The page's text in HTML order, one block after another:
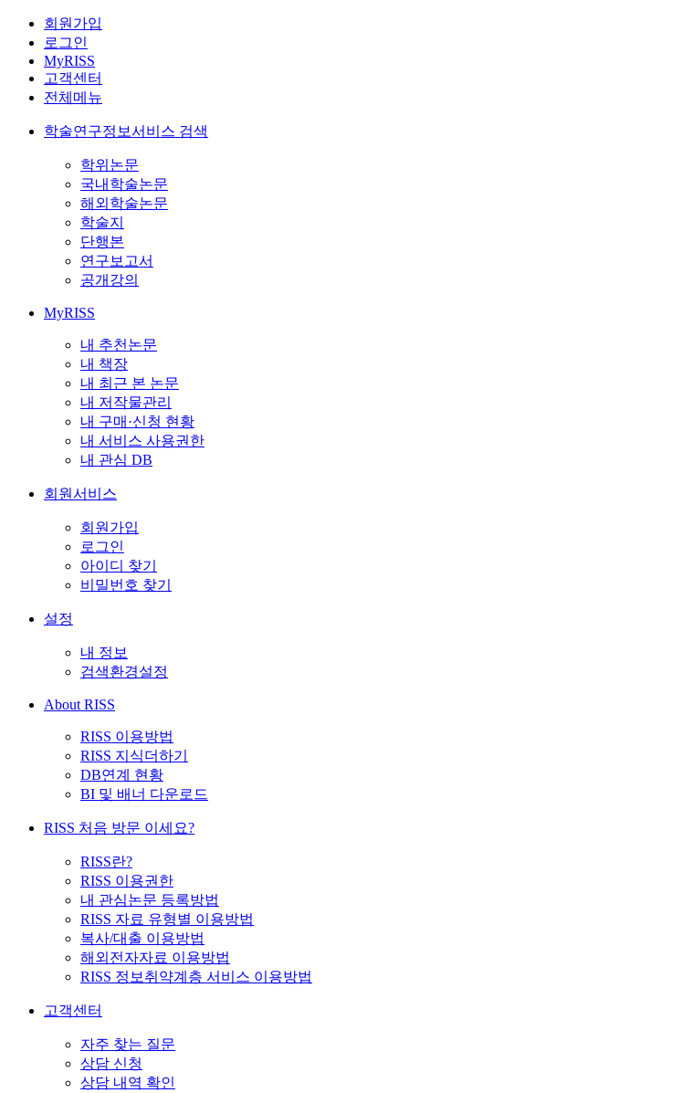
회원가입
로그인
MyRISS
고객센터
전체메뉴
학술연구정보서비스 검색
학위논문
국내학술논문
해외학술논문
학술지
단행본
연구보고서
공개강의
MyRISS
내 추천논문
내 책장
내 최근 본 논문
내 저작물관리
내 구매·신청 현황
내 서비스 사용권한
내 관심 DB
회원서비스
회원가입
로그인
아이디 찾기
비밀번호 찾기
설정
내 정보
검색환경설정
About RISS
RISS 이용방법
RISS 지식더하기
DB연계 현황
BI 및 배너 다운로드
RISS 처음 방문 이세요?
RISS란?
RISS 이용권한
내 관심논문 등록방법
RISS 자료 유형별 이용방법
복사/대출 이용방법
해외전자자료 이용방법
RISS 정보취약계층 서비스 이용방법
고객센터
자주 찾는 질문
상담 신청
상담 내역 확인